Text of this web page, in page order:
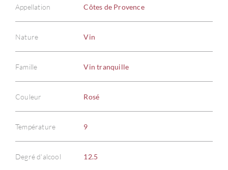
Appellation Côtes de Provence
Nature Vin
Famille Vin tranquille
Couleur Rosé
Température 9
Degré d'alcool 12.5